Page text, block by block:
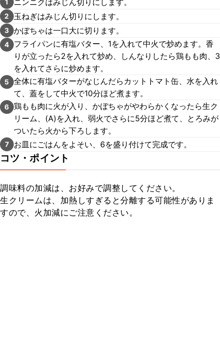
1
2 玉ねぎはみじん切りにします。
3 かぼちゃは一口大に切ります。
4
フライパンに有塩バター、1を入れて中火で炒めます。香
りが立ったら2を入れて炒め、しんなりしたら鶏もも肉、3
を入れてさらに炒めます。
5 全体に有塩バターがなじんだらカットトマト缶、水を入れ
て、蓋をして中火で10分ほど煮ます。
6 鶏もも肉に火が入り、かぼちゃがやわらかくなったら生ク
リーム、(A)を入れ、弱火でさらに5分ほど煮て、とろみが
ついたら火から下ろします。
7 お皿にごはんをよそい、6を盛り付けて完成です。
コツ・ポイント
調味料の加減は、お好みで調整してください。
生クリームは、加熱しすぎると分離する可能性がありま
すので、火加減にご注意ください。